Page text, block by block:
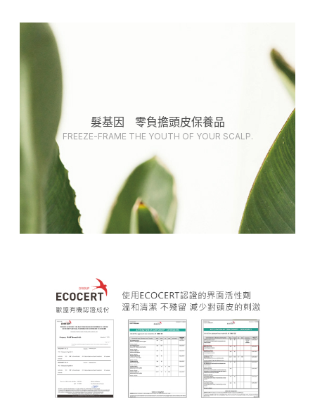
髮基因 零負擔頭皮保養品
FREEZE-FRAME THE YOUTH OF YOUR SCALP.